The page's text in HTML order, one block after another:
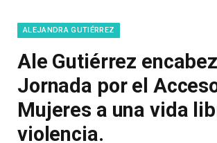
ALEJANDRA GUTIÉRREZ
Ale Gutiérrez
Jornada por el
Mujeres a una vida
violencia.